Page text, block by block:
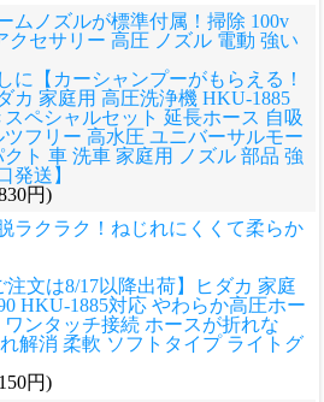
ムノズルが標準付属！掃除 100v
クセサリー 高圧 ノズル 電動 強い
に
【カーシャンプーがもらえる！
カ 家庭用 高圧洗浄機 HKU-1885
ペシャルセット 延長ホース 自吸
フリー 高水圧 ユニバーサルモー
ト 車 洗車 家庭用 ノズル 部品 強
送】
円)
ラクラク！ねじれにくくて柔らか
注文は8/17以降出荷】ヒダカ 家庭
HKU-1885対応 やわらか高圧ホー
ワンタッチ接続 ホースが折れな
解消 柔軟 ソフトタイプ ライトグ
円)